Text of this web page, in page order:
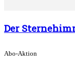
Der
Abo-Aktion